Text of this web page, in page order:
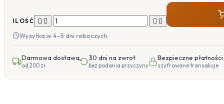
ILOŚĆ    
Wysyłka w 4–5 dni roboczych
Darmowa dostawa
od 200 zł
30 dni na zwrot
bez podania przyczyny
Bezpieczne płatności
szyfrowane transakcje